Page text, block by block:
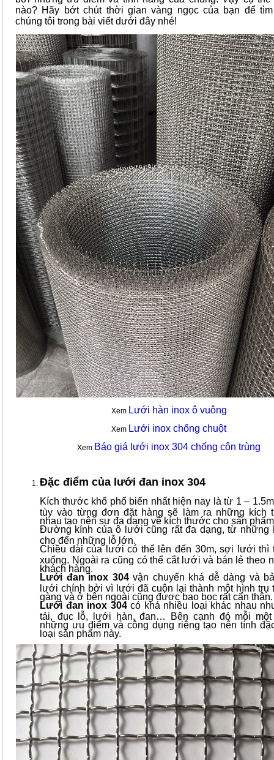
nào? Hãy bớt chút thời gian vàng ngọc của bạn để
chúng tôi trong bài viết dưới đây nhé!
Xem Lưới hàn inox ô vuông
Xem Lưới inox chống chuột
Xem Báo giá lưới inox 304 chống côn trùng
Đặc điểm của lưới đan inox 304
Kích thước khổ phổ biến nhất hiện nay là từ 1 –
tùy vào từng đơn đặt hàng sẽ làm ra những kích
nhau tạo nên sự đa dạng về kích thước cho sản
Đường kính của ô lưới cũng rất đa dạng, từ những
cho đến những lỗ lớn.
Chiều dài của lưới có thể lên đến 30m, sợi lưới thì
xuống. Ngoài ra cũng có thể cắt lưới và bán lẻ theo
khách hàng.
Lưới đan inox 304vận chuyển khá dễ dàng và
lưới chính bởi vì lưới đã cuộn lại thành một hình trụ
gàng và ở bên ngoài cũng được bao bọc rất cẩn
Lưới đan inox 304có khá nhiều loại khác nhau
tải, đục lỗ, lưới hàn, đan… Bên cạnh đó mỗi
những ưu điểm và công dụng riêng tạo nên tính
loại sản phẩm này.